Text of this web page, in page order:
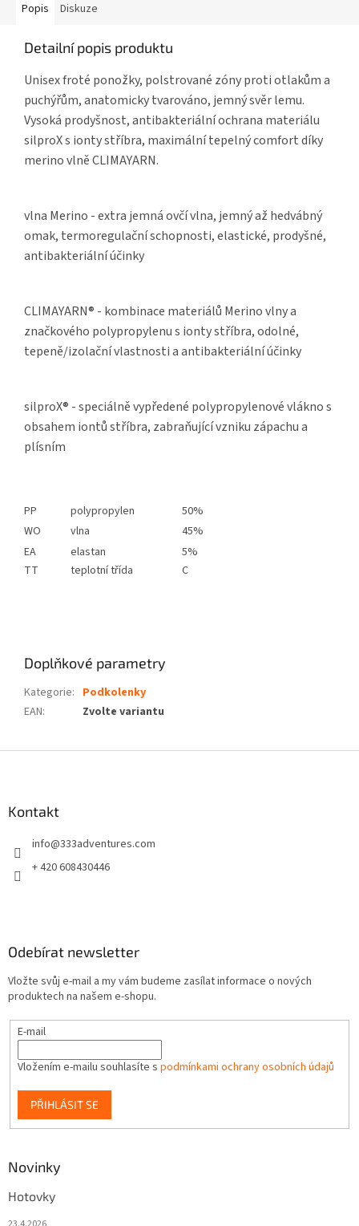
Popis Diskuze
Detailní popis produktu
Unisex froté ponožky, polstrované zóny proti otlakům a
puchýřům, anatomicky tvarováno, jemný svěr lemu.
Vysoká prodyšnost, antibakteriální ochrana materiálu
silproX s ionty stříbra, maximální tepelný comfort díky
merino vlně CLIMAYARN.
vlna Merino - extra jemná ovčí vlna, jemný až hedvábný
omak, termoregulační schopnosti, elastické, prodyšné,
antibakteriální účinky
CLIMAYARN® - kombinace materiálů Merino vlny a
značkového polypropylenu s ionty stříbra, odolné,
tepeně/izolační vlastnosti a antibakteriální účinky
silproX® - speciálně vypředené polypropylenové vlákno s
obsahem iontů stříbra, zabraňující vzniku zápachu a
plísním
PP polypropylen
50%
WO
vlna
45%
EA
elastan
5%
TT
teplotní třída C
Doplňkové parametry
Kategorie: Podkolenky
EAN: Zvolte variantu
Kontakt
info@333adventures.com
+ 420 608430446
Odebírat newsletter
Vložte svůj e-mail a my vám budeme zasílat informace o nových
produktech na našem e-shopu.
E-mail
Vložením e-mailu souhlasíte s podmínkami ochrany osobních údajů
PŘIHLÁSIT SE
Novinky
Hotovky